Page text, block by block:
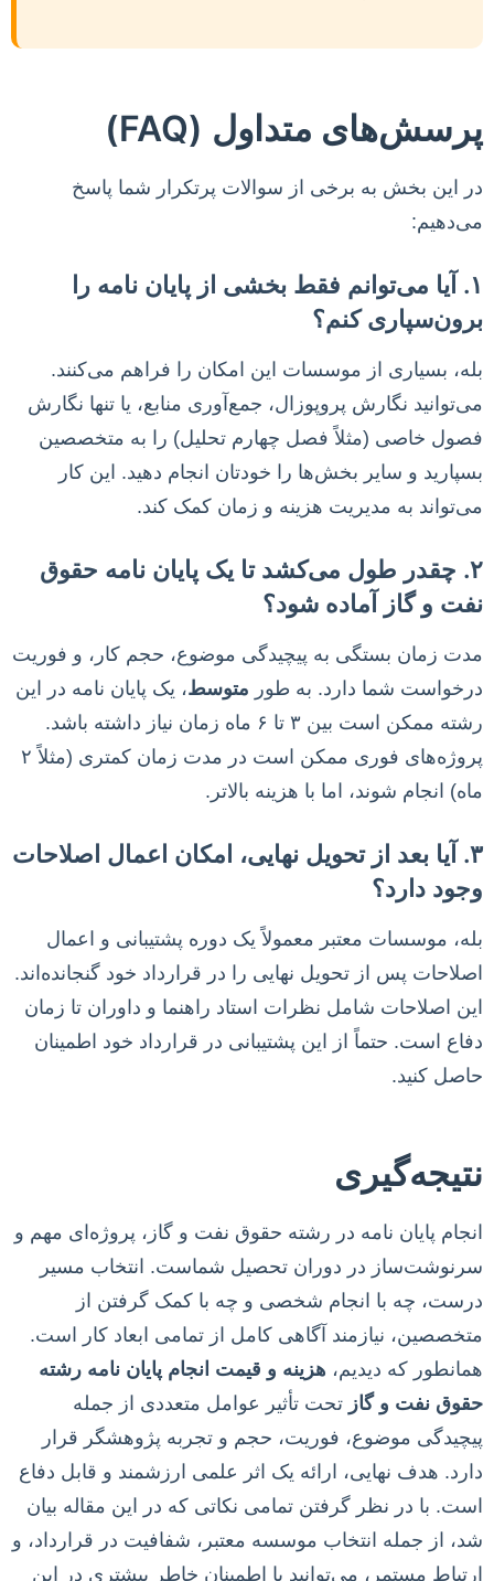
پرسش‌های متداول (FAQ)
در این بخش به برخی از سوالات پرتکرار شما پاسخ
می‌دهیم:
۱. آیا می‌توانم فقط بخشی از پایان نامه را
برون‌سپاری کنم؟
بله، بسیاری از موسسات این امکان را فراهم می‌کنند.
می‌توانید نگارش پروپوزال، جمع‌آوری منابع، یا تنها نگارش
فصول خاصی (مثلاً فصل چهارم تحلیل) را به متخصصین
بسپارید و سایر بخش‌ها را خودتان انجام دهید. این کار
می‌تواند به مدیریت هزینه و زمان کمک کند.
۲. چقدر طول می‌کشد تا یک پایان نامه حقوق
نفت و گاز آماده شود؟
مدت زمان بستگی به پیچیدگی موضوع، حجم کار، و فوریت
درخواست شما دارد. به طور متوسط، یک پایان نامه در این
رشته ممکن است بین ۳ تا ۶ ماه زمان نیاز داشته باشد.
پروژه‌های فوری ممکن است در مدت زمان کمتری (مثلاً ۲
ماه) انجام شوند، اما با هزینه بالاتر.
۳. آیا بعد از تحویل نهایی، امکان اعمال اصلاحات
وجود دارد؟
بله، موسسات معتبر معمولاً یک دوره پشتیبانی و اعمال
اصلاحات پس از تحویل نهایی را در قرارداد خود گنجانده‌اند.
این اصلاحات شامل نظرات استاد راهنما و داوران تا زمان
دفاع است. حتماً از این پشتیبانی در قرارداد خود اطمینان
حاصل کنید.
نتیجه‌گیری
انجام پایان نامه در رشته حقوق نفت و گاز، پروژه‌ای مهم و
سرنوشت‌ساز در دوران تحصیل شماست. انتخاب مسیر
درست، چه با انجام شخصی و چه با کمک گرفتن از
متخصصین، نیازمند آگاهی کامل از تمامی ابعاد کار است.
همانطور که دیدیم، هزینه و قیمت انجام پایان نامه رشته
حقوق نفت و گاز تحت تأثیر عوامل متعددی از جمله
پیچیدگی موضوع، فوریت، حجم و تجربه پژوهشگر قرار
دارد. هدف نهایی، ارائه یک اثر علمی ارزشمند و قابل دفاع
است. با در نظر گرفتن تمامی نکاتی که در این مقاله بیان
شد، از جمله انتخاب موسسه معتبر، شفافیت در قرارداد، و
ارتباط مستمر، می‌توانید با اطمینان خاطر بیشتری در این